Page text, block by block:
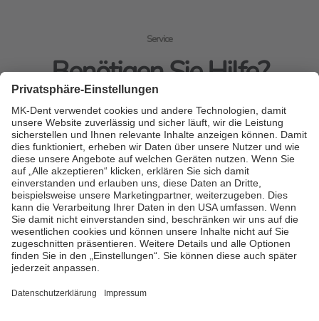
Service
Benötigen Sie Hilfe?
Bitte rufen Sie uns an oder kontaktieren Sie uns online.
Kontakt
Alle vorhandenen Spezifikationen und Beschreibungen können
von den tatsächlichen Spezifikationen und Beschreibungen des
Produkts abweichen. MK-dent behält sich das Recht vor,
jederzeit Änderungen an dieser Seite und dem beschriebenen
Änderung mitzuteilen. Alle auf dieser Seite vorgestellten